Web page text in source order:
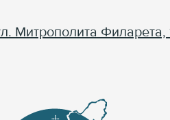
Митрополита Филарета,